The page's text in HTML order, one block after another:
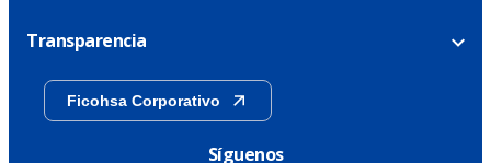
Transparencia
Ficohsa Corporativo
Síguenos